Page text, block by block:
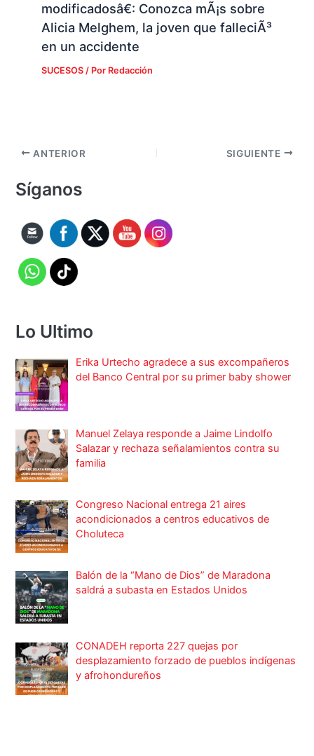
modificadosâ€: Conozca mÃ¡s sobre
Alicia Melghem, la joven que falleciÃ³
en un accidente
SUCESOS/ Por Redacción
ANTERIOR SIGUIENTE
Síganos
Lo Ultimo
Erika Urtecho agradece a sus excompañeros
del Banco Central por su primer baby shower
Manuel Zelaya responde a Jaime Lindolfo
Salazar y rechaza señalamientos contra su
familia
Congreso Nacional entrega 21 aires
acondicionados a centros educativos de
Choluteca
Balón de la “Mano de Dios” de Maradona
saldrá a subasta en Estados Unidos
CONADEH reporta 227 quejas por
desplazamiento forzado de pueblos indígenas
y afrohondureños